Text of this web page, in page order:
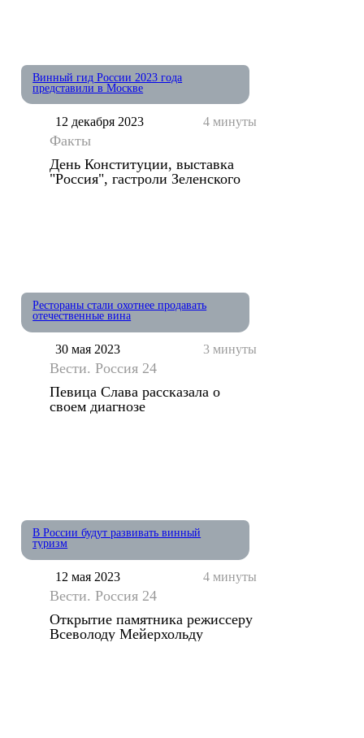
Винный гид России 2023 года
представили в Москве
12 декабря 2023 4 минуты
Факты
День Конституции, выставка
"Россия", гастроли Зеленского
Рестораны стали охотнее продавать
отечественные вина
30 мая 2023 3 минуты
Вести. Россия 24
Певица Слава рассказала о
своем диагнозе
В России будут развивать винный
туризм
12 мая 2023 4 минуты
Вести. Россия 24
Открытие памятника режиссеру
Всеволоду Мейерхольду